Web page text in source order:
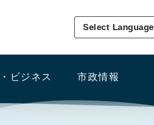
Select Language
ビジネス 市政情報